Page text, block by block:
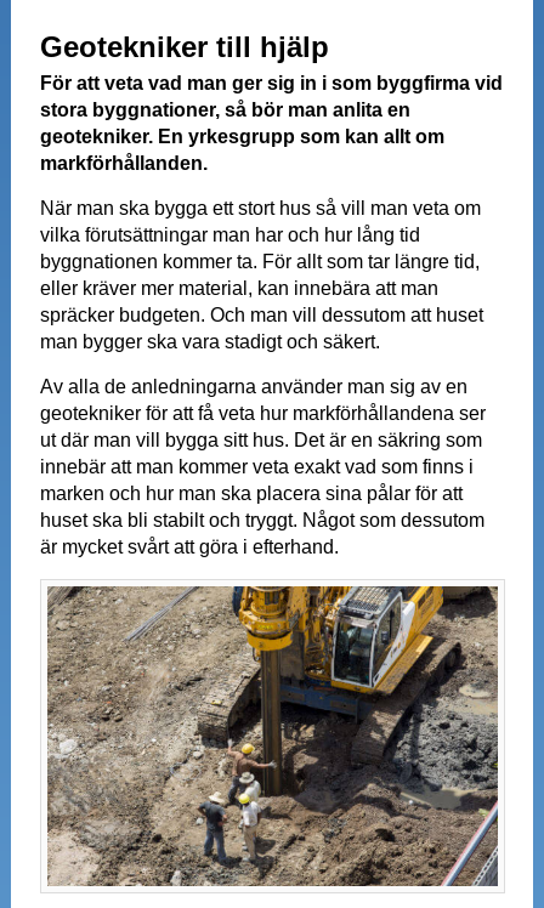
Geotekniker till hjälp
För att veta vad man ger sig in i som byggfirma vid
stora byggnationer, så bör man anlita en
geotekniker. En yrkesgrupp som kan allt om
markförhållanden.
När man ska bygga ett stort hus så vill man veta om
vilka förutsättningar man har och hur lång tid
byggnationen kommer ta. För allt som tar längre tid,
eller kräver mer material, kan innebära att man
spräcker budgeten. Och man vill dessutom att huset
man bygger ska vara stadigt och säkert.
Av alla de anledningarna använder man sig av en
geotekniker för att få veta hur markförhållandena ser
ut där man vill bygga sitt hus. Det är en säkring som
innebär att man kommer veta exakt vad som finns i
marken och hur man ska placera sina pålar för att
huset ska bli stabilt och tryggt. Något som dessutom
är mycket svårt att göra i efterhand.